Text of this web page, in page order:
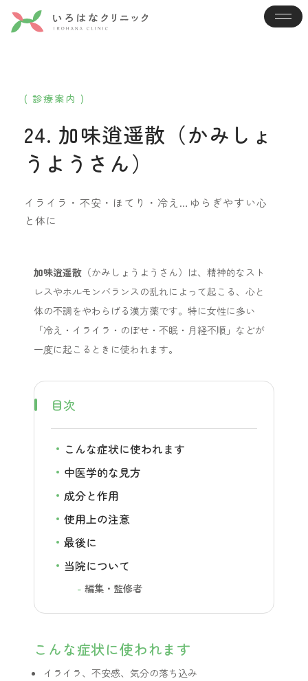
( 診療案内 )
24. 加味逍遥散（かみしょ
うようさん）
イライラ・不安・ほてり・冷え…ゆらぎやすい心
と体に
加味逍遥散 （かみしょうようさん）は、精神的なスト
レスやホルモンバランスの乱れによって起こる、心と
体の不調をやわらげる漢方薬です。特に女性に多い
「冷え・イライラ・のぼせ・不眠・月経不順」などが
一度に起こるときに使われます。
目次
こんな症状に使われます
中医学的な見方
成分と作用
使用上の注意
最後に
当院について
編集・監修者
こんな症状に使われます
イライラ、不安感、気分の落ち込み